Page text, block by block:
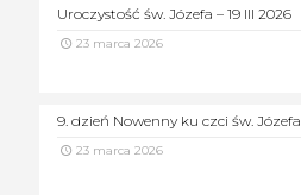
Uroczystość św. Józefa – 19 III 2026
23 marca 2026
9. dzień Nowenny ku czci św. Józefa
23 marca 2026